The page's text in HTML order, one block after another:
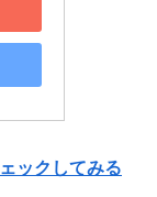
ックしてみる